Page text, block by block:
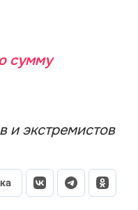
сумму
и экстремистов